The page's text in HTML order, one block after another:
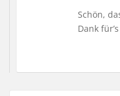
Schön,
Dank